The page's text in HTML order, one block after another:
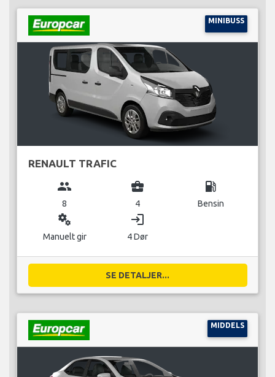
MINIBUSS
RENAULT TRAFIC
group
8
business_center
4
local_gas_station
Bensin
miscellaneous_services
Manuelt gir
login
4 Dør
SE DETALJER...
MIDDELS